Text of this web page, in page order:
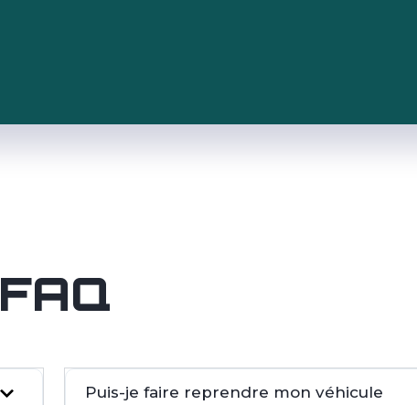
FAQ
Puis-je faire reprendre mon véhicule